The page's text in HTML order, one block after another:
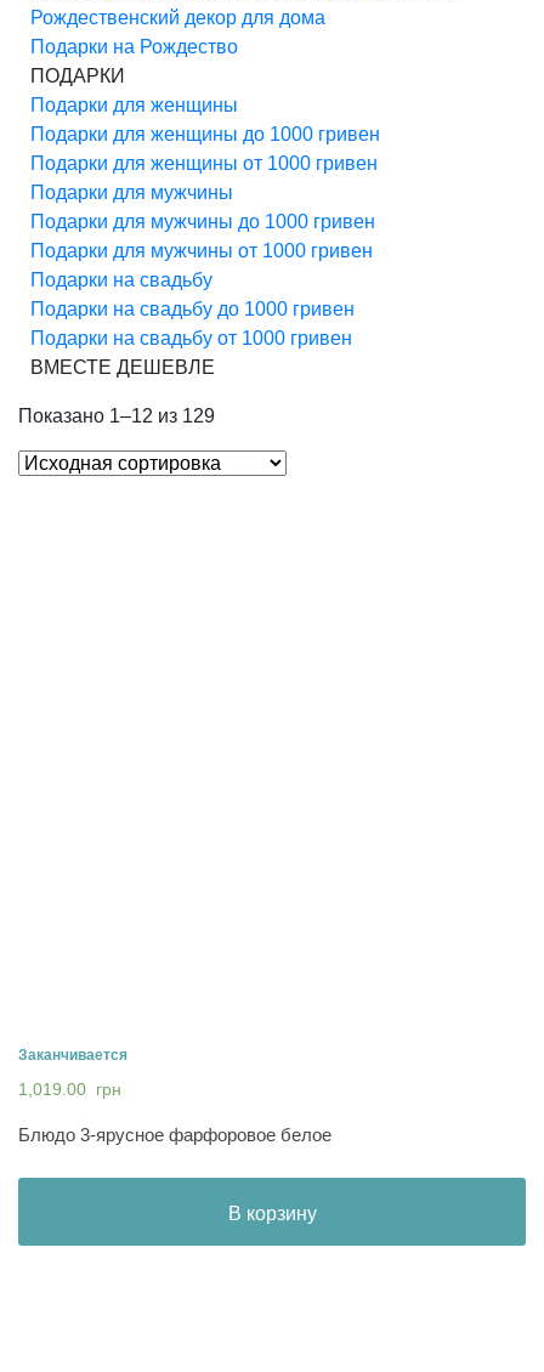
Рождественский декор для дома
Подарки на Рождество
ПОДАРКИ
Подарки для женщины
Подарки для женщины до 1000 гривен
Подарки для женщины от 1000 гривен
Подарки для мужчины
Подарки для мужчины до 1000 гривен
Подарки для мужчины от 1000 гривен
Подарки на свадьбу
Подарки на свадьбу до 1000 гривен
Подарки на свадьбу от 1000 гривен
ВМЕСТЕ ДЕШЕВЛЕ
Показано 1–12 из 129
Заканчивается
1,019.00 грн
Блюдо 3-ярусное фарфоровое белое
В корзину